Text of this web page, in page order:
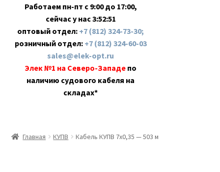
Работаем пн-пт с 9:00 до 17:00,
сейчас у нас3:52:51
оптовый отдел: +7 (812) 324-73-30;
розничный отдел: +7 (812) 324-60-03
sales@elek-opt.ru
Элек №1 на Северо-Западе по
наличию судового кабеля на
складах*
Главная КУПВ Кабель КУПВ 7х0,35 — 503 м